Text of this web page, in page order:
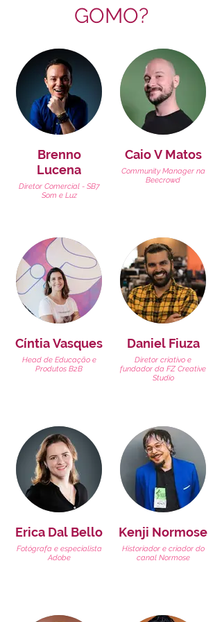
GOMO?
Brenno
Lucena
Diretor Comercial - SB7
Som e Luz
Caio V Matos
Community Manager na
Beecrowd
Cíntia Vasques
Head de Educação e
Produtos B2B
Daniel Fiuza
Diretor criativo e
fundador da FZ Creative
Studio
Erica Dal Bello
Fotógrafa e especialista
Adobe
Kenji Normose
Historiador e criador do
canal Normose